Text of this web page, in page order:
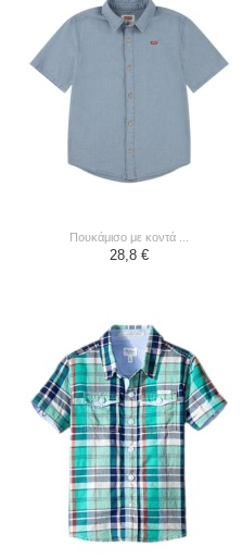
πουκάμισο με κοντά ...
28,8 €